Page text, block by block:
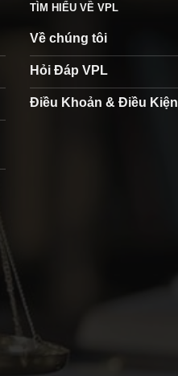
TÌM HIỂU VỀ VPL
Về chúng tôi
Hỏi Đáp VPL
Điều Khoản & Điều Kiện